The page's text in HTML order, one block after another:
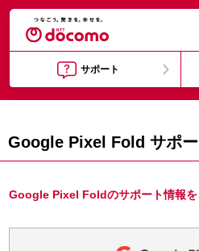
サポート
Google Pixel Fold サポ
Google Pixel Foldのサポート情報を